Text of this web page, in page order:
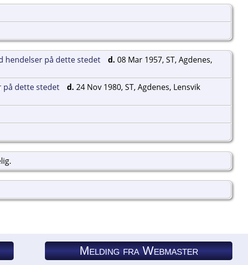
d. 08 Mar 1957, ST, Agdenes,
d. 24 Nov 1980, ST, Agdenes, Lensvik
Melding fra Webmaster